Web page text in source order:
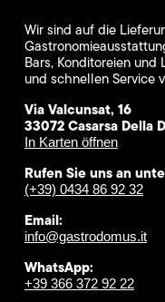
Wir sind auf die
Bars, Konditoreien
und schnellen Service
Via Valcunsat, 16
33072 Casarsa Della
In Karten öffnen
Rufen Sie uns an
(+39) 0434 86 92 32
Email:
info@gastrodomus.it
WhatsApp:
+39 366 372 92 22